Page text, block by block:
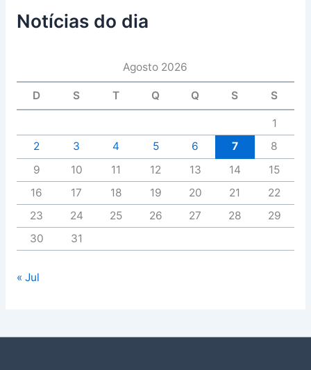
Notícias do dia
Agosto 2026
D S T Q Q S S
1
2
3 4 5 6 7
8
9
10 11 12 13 14
15
16
17 18 19 20 21
22
23
24 25 26 27 28
29
30
31
« Jul